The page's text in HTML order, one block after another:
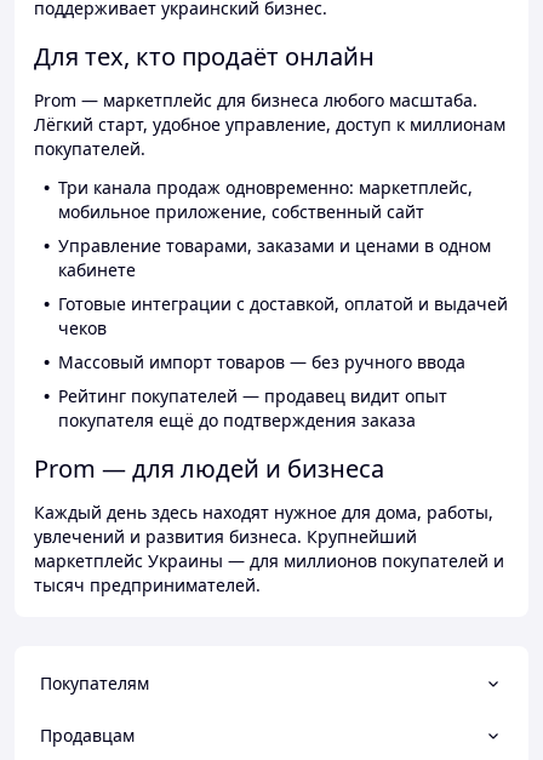
поддерживает украинский бизнес.
Для тех, кто продаёт онлайн
Prom — маркетплейс для бизнеса любого масштаба.
Лёгкий старт, удобное управление, доступ к миллионам
покупателей.
Три канала продаж одновременно: маркетплейс,
мобильное приложение, собственный сайт
Управление товарами, заказами и ценами в одном
кабинете
Готовые интеграции с доставкой, оплатой и выдачей
чеков
Массовый импорт товаров — без ручного ввода
Рейтинг покупателей — продавец видит опыт
покупателя ещё до подтверждения заказа
Prom — для людей и бизнеса
Каждый день здесь находят нужное для дома, работы,
увлечений и развития бизнеса. Крупнейший
маркетплейс Украины — для миллионов покупателей и
тысяч предпринимателей.
Покупателям
Продавцам